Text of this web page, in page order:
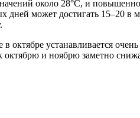
около 28°C, и
может достигать 15–20 в
устанавливается
октябрю и ноябрю заметно